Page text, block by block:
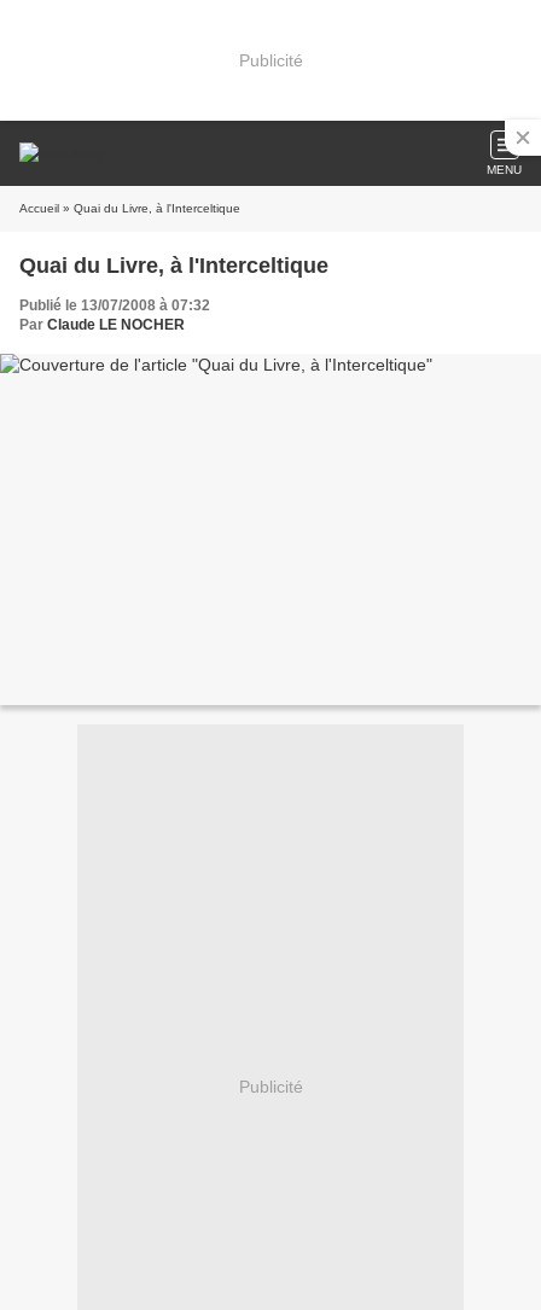
Publicité
MENU
Accueil » Quai du Livre, à l'Interceltique
Quai du Livre, à l'Interceltique
Publié le 13/07/2008 à 07:32
Par Claude LE NOCHER
Publicité